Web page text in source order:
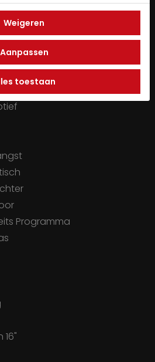
verstel- en verwarmbaar
Programma
16"
Weigeren
Aanpassen
toestaan